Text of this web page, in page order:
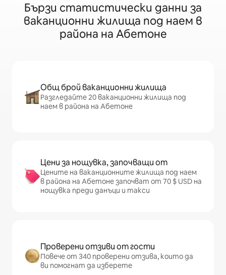
Бързи статистически данни за
ваканционни жилища под наем в
района на Абетоне
Общ брой ваканционни жилища
Разгледайте 20 ваканционни жилища под
наем в района на Абетоне
Цени за нощувка, започващи от
Цените на ваканционните жилища под наем
в района на Абетоне започват от 70 $ USD на
нощувка преди данъци и такси
Проверени отзиви от гости
Повече от 340 проверени отзива, които да
ви помогнат да изберете